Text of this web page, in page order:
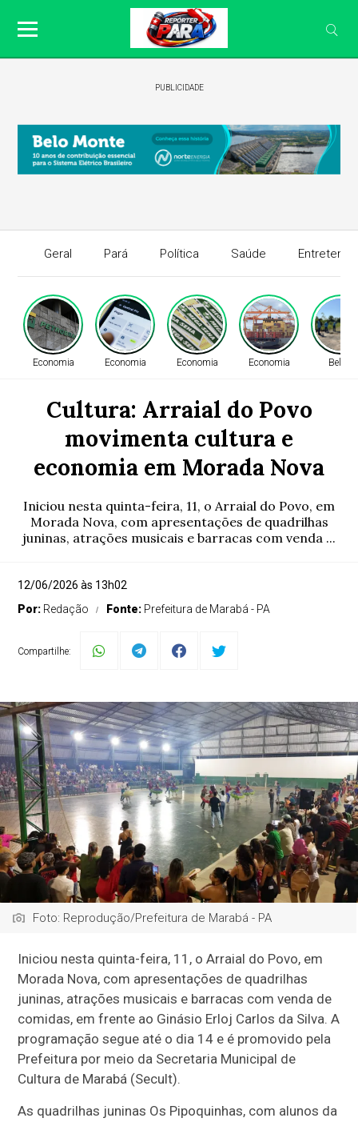
PUBLICIDADE
Geral Pará Política Saúde
Economia Economia Economia Economia Belém
Cultura: Arraial do Povo
movimenta cultura e
economia em Morada Nova
Iniciou nesta quinta-feira, 11, o Arraial do Povo, em
Morada Nova, com apresentações de quadrilhas
juninas, atrações musicais e barracas com venda ...
12/06/2026 às 13h02
Por: Redação Fonte: Prefeitura de Marabá - PA
Compartilhe:
Foto: Reprodução/Prefeitura de Marabá - PA
Iniciou nesta quinta-feira, 11, o Arraial do Povo, em
Morada Nova, com apresentações de quadrilhas
juninas, atrações musicais e barracas com venda de
comidas, em frente ao Ginásio Erloj Carlos da Silva. A
programação segue até o dia 14 e é promovido pela
Prefeitura por meio da Secretaria Municipal de
Cultura de Marabá (Secult).
As quadrilhas juninas Os Pipoquinhas, com alunos da